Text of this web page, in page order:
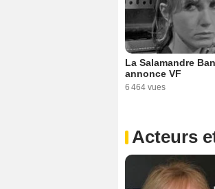
La Salamandre
annonce VF
6 464 vues
Acteurs